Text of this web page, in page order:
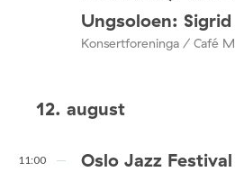
Ungsoloen:
Konsertforeninga / Café
12. august
11:00 Oslo Jazz Festival